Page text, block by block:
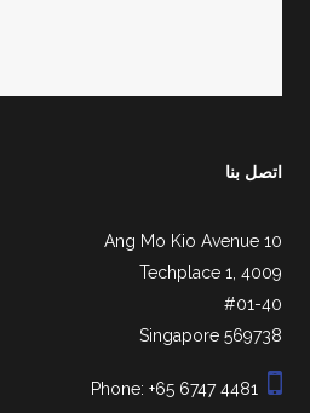
اتصل بنا
Ang Mo Kio Avenue 10
Techplace 1, 4009
#01-40
Singapore 569738